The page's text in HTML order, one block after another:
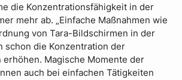
die Konzentrationsfähigkeit in der
mehr ab. „Einfache Maßnahmen wie
von Tara-Bildschirmen in der
schon die Konzentration der
Magische Momente der
auch bei einfachen Tätigkeiten